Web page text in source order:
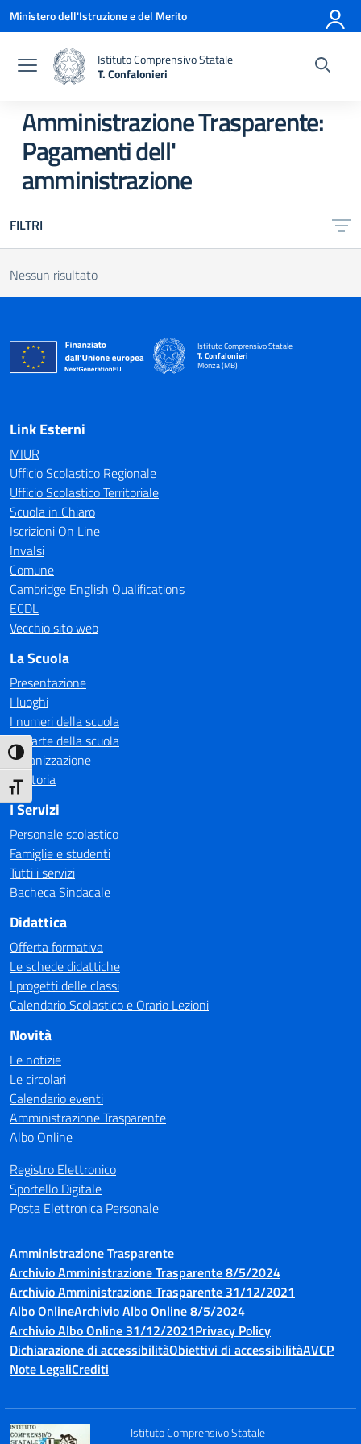
Attiva/disattiva alto contrasto
Attiva/disattiva dimensione testo
Vai ai contenuti
Vai al menu di navigazione
Vai al footer
Ministero dell'Istruzione e del Merito
Istituto Comprensivo Statale
T. Confalonieri
Amministrazione Trasparente:
Pagamenti dell'
amministrazione
FILTRI
Nessun risultato
Istituto Comprensivo Statale
T. Confalonieri
Monza (MB)
— Visita la pagina iniziale della scuola
Link Esterni
MIUR
Ufficio Scolastico Regionale
Ufficio Scolastico Territoriale
Scuola in Chiaro
Iscrizioni On Line
Invalsi
Comune
Cambridge English Qualifications
ECDL
Vecchio sito web
La Scuola
Presentazione
I luoghi
I numeri della scuola
Le carte della scuola
Organizzazione
La storia
I Servizi
Personale scolastico
Famiglie e studenti
Tutti i servizi
Bacheca Sindacale
Didattica
Offerta formativa
Le schede didattiche
I progetti delle classi
Calendario Scolastico e Orario Lezioni
Novità
Le notizie
Le circolari
Calendario eventi
Amministrazione Trasparente
Albo Online
Registro Elettronico
Sportello Digitale
Posta Elettronica Personale
Amministrazione Trasparente
Archivio Amministrazione Trasparente 8/5/2024
Archivio Amministrazione Trasparente 31/12/2021
Albo OnlineArchivio Albo Online 8/5/2024
Archivio Albo Online 31/12/2021Privacy Policy
Dichiarazione di accessibilitàObiettivi di accessibilitàAVCP
Note LegaliCrediti
Istituto Comprensivo Statale